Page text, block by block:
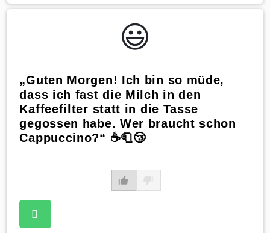
😃️
„Guten Morgen! Ich bin so müde,
dass ich fast die Milch in den
Kaffeefilter statt in die Tasse
gegossen habe. Wer braucht schon
Cappuccino?“ ☕🧻😴